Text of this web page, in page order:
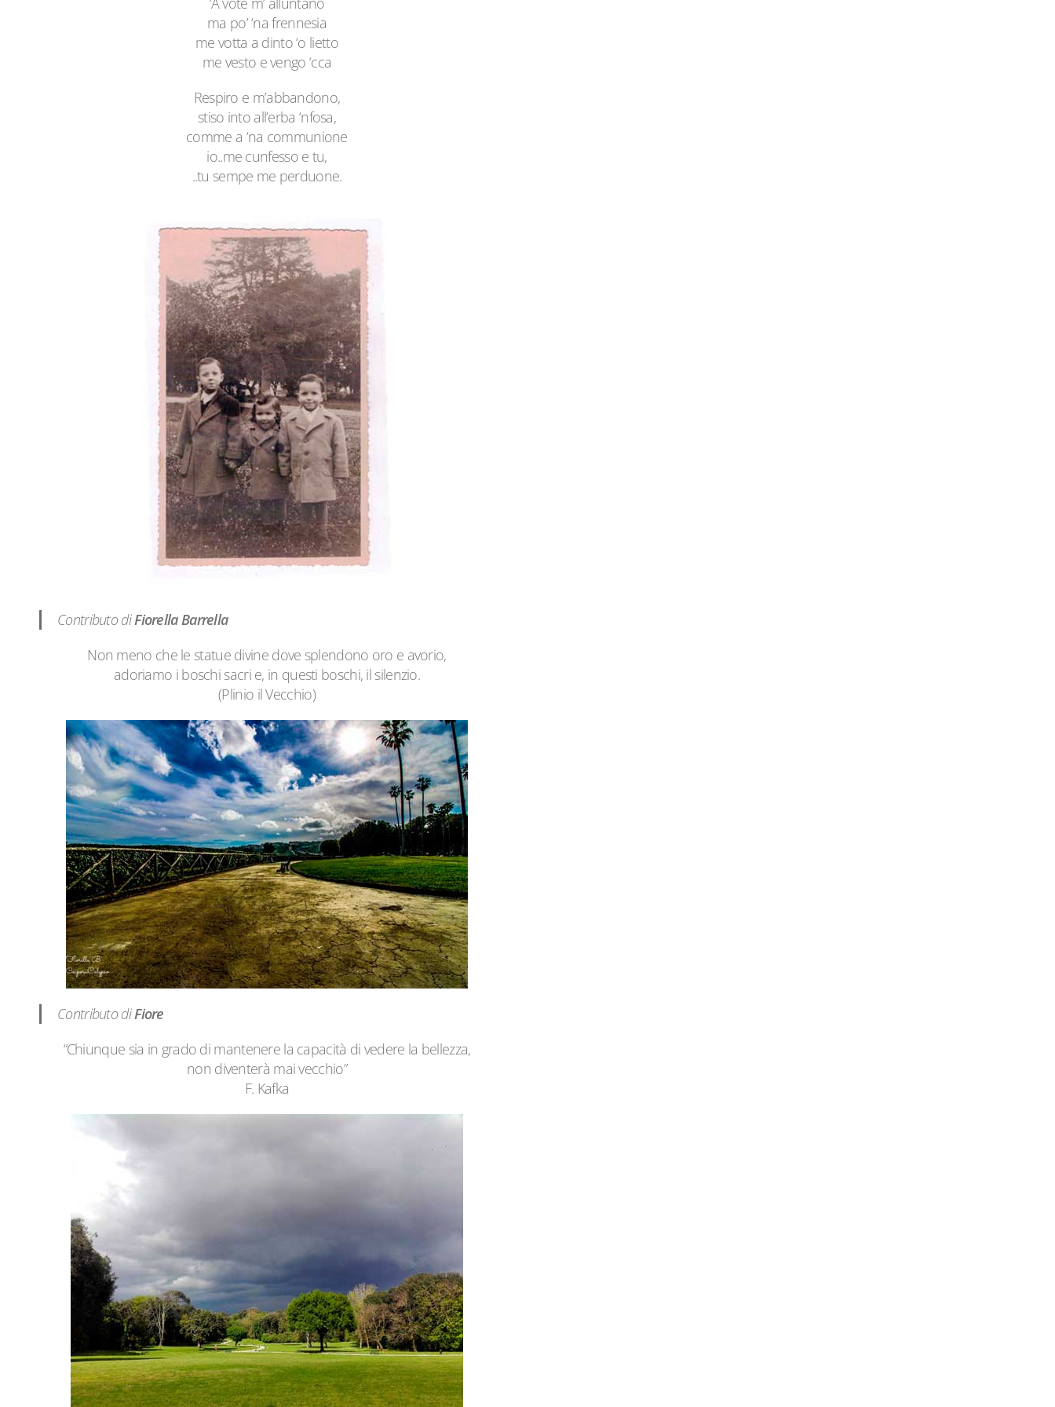
ma po’ ‘na frennesia
me votta a dinto ‘o lietto
me vesto e vengo ‘cca
Respiro e m’abbandono,
stiso into all’erba ‘nfosa,
comme a ‘na communione
io..me cunfesso e tu,
..tu sempe me perduone.
Contributo diFiorella Barrella
Non meno che le statue divine dove splendono oro e avorio,
adoriamo i boschi sacri e, in questi boschi, il silenzio.
(Plinio il Vecchio)
Contributo diFiore
“Chiunque sia in grado di mantenere la capacità di vedere la bellezza,
non diventerà mai vecchio”
F. Kafka